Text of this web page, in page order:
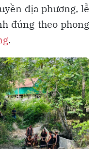
địa phương, lễ
đúng theo phong
.